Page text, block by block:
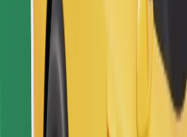
Sīkdatnes
Drošība
Saņem braucienu minūšu laikā!
Lejupielādē Bolt lietotni
Atrodi savas mīļākās maltītes!
Lejupielādē Bolt Food lietotni